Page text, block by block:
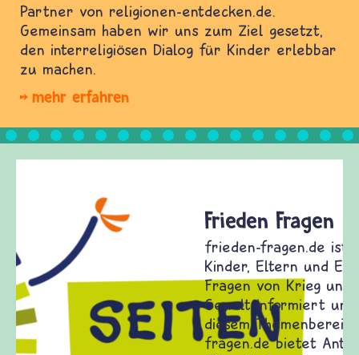
Partner von religionen-entdecken.de.
Gemeinsam haben wir uns zum Ziel gesetzt,
den interreligiösen Dialog für Kinder erlebbar
zu machen.
mehr erfahren